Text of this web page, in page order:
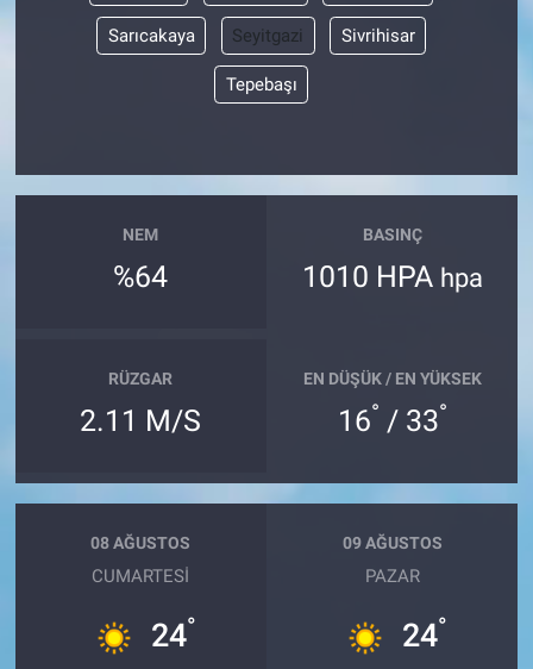
Sarıcakaya Seyitgazi Sivrihisar
Tepebaşı
NEM
%64
BASINÇ
1010 HPA hpa
RÜZGAR
2.11 M/S
EN DÜŞÜK / EN YÜKSEK
16° / 33°
08 AĞUSTOS
CUMARTESI
24°
09 AĞUSTOS
PAZAR
24°